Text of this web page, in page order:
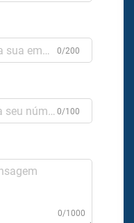
0/200
0/100
0/1000